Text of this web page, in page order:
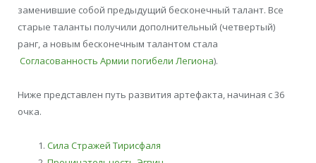
заменившие собой предыдущий бесконечный талант. Все
старые таланты получили дополнительный (четвертый)
ранг, а новым бесконечным талантом стала
Согласованность Армии погибели Легиона).
Ниже представлен путь развития артефакта, начиная с 36
очка.
Сила Стражей Тирисфаля